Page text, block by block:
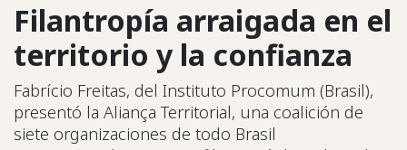
Filantropía arraigada en el
territorio y la confianza
Fabrício Freitas, del Instituto Procomum (Brasil),
presentó la Aliança Territorial, una coalición de
siete organizaciones de todo Brasil